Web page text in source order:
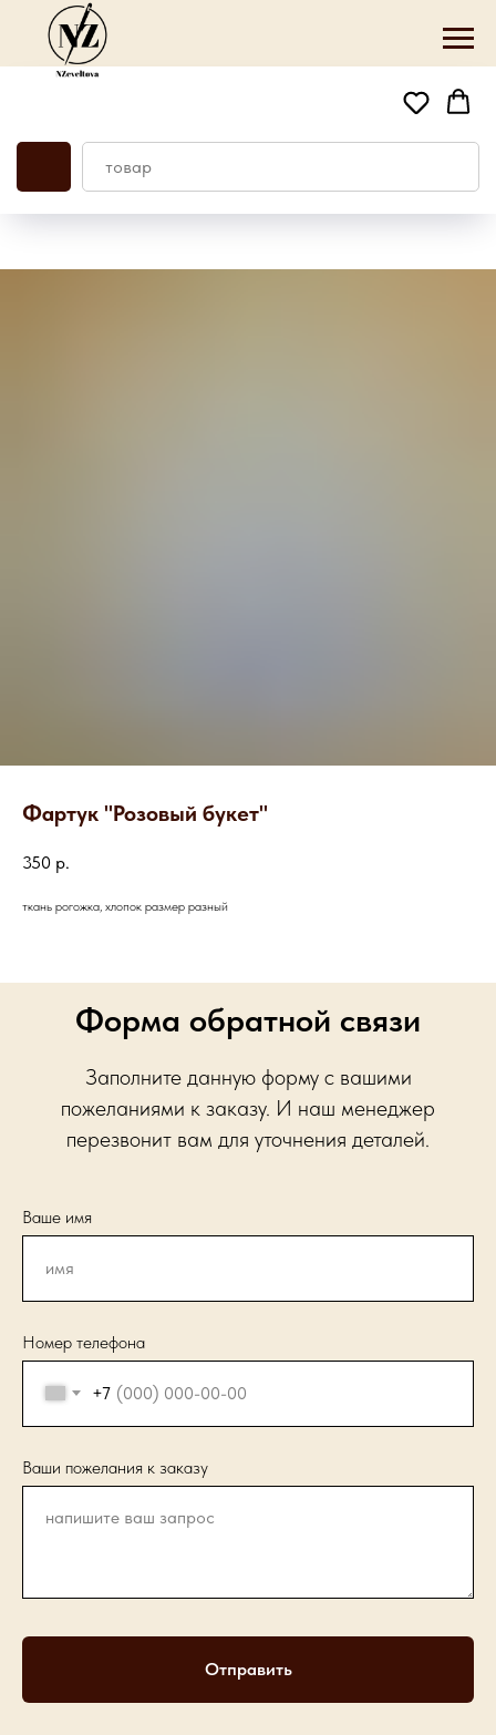
Фартук "Розовый букет"
350 р.
ткань рогожка, хлопок размер разный
Форма обратной связи
Заполните данную форму с вашими
пожеланиями к заказу. И наш менеджер
перезвонит вам для уточнения деталей.
Ваше имя
Номер телефона
+7
Ваши пожелания к заказу
Отправить